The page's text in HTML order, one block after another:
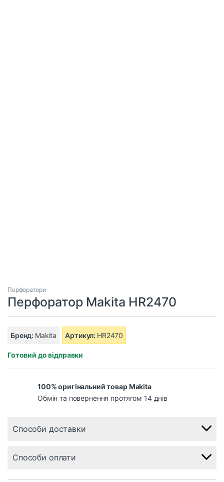
Перфоратори
Перфоратор Makita HR2470
Бренд: Makita Артикул: HR2470
Готовий до відправки
100% оригінальний товар Makita
Обмін та повернення протягом 14 днів
Способи доставки
Способи оплати